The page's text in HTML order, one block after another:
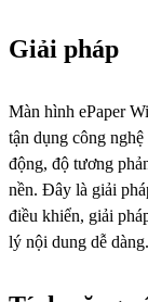
Giải pháp
Màn hình ePaper
tận dụng công
động, độ tương
nền. Đây là giải
điều khiển, giải
lý nội dung dễ dàng.